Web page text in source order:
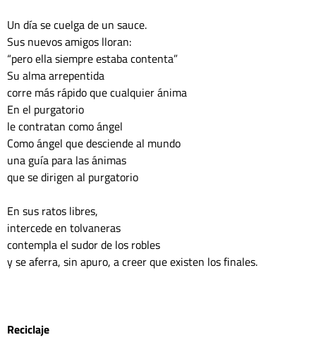
Un día se cuelga de un sauce.
Sus nuevos amigos lloran:
“pero ella siempre estaba contenta”
Su alma arrepentida
corre más rápido que cualquier ánima
En el purgatorio
le contratan como ángel
Como ángel que desciende al mundo
una guía para las ánimas
que se dirigen al purgatorio
En sus ratos libres,
intercede en tolvaneras
contempla el sudor de los robles
y se aferra, sin apuro, a creer que existen los finales.
Reciclaje